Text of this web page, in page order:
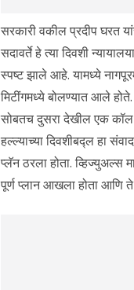
सरकारी वकील प्रदीप घरत
सदावर्ते हे त्या दिवशी
स्पष्ट झाले आहे. यामध्ये
मिटींगमध्ये बोलण्यात आले
सोबतच दुसरा देखील एक कॉल
हल्ल्याच्या दिवशीबद्ल हा
प्लॅन ठरला होता. व्हिज्युअल्स
पूर्ण प्लान आखला होता आणि ते